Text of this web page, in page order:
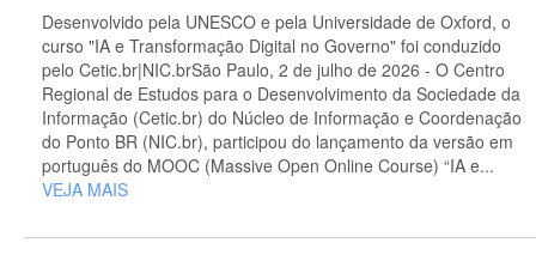
Desenvolvido pela UNESCO e pela Universidade de Oxford, o
curso "IA e Transformação Digital no Governo" foi conduzido
pelo Cetic.br|NIC.brSão Paulo, 2 de julho de 2026 - O Centro
Regional de Estudos para o Desenvolvimento da Sociedade da
Informação (Cetic.br) do Núcleo de Informação e Coordenação
do Ponto BR (NIC.br), participou do lançamento da versão em
português do MOOC (Massive Open Online Course) “IA e...
VEJA MAIS